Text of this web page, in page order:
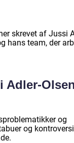
skrevet af Jussi
hans team, der
Adler-
og
og